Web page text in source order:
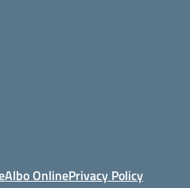
Albo OnlinePrivacy Policy